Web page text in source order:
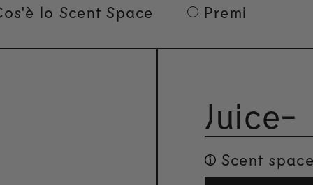
lo Scent Space Premi
Juice-
Scent